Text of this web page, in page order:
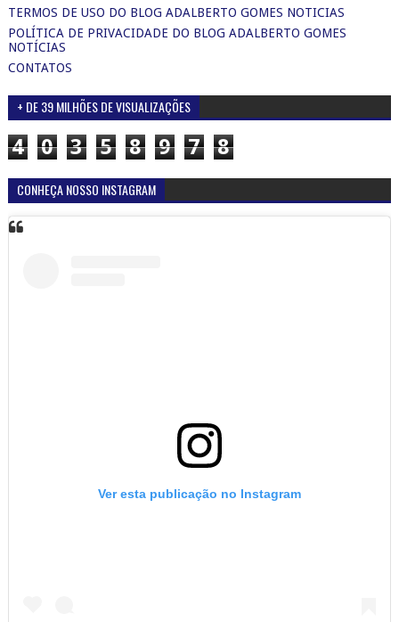
TERMOS DE USO DO BLOG ADALBERTO GOMES NOTICIAS
POLÍTICA DE PRIVACIDADE DO BLOG ADALBERTO GOMES
NOTÍCIAS
CONTATOS
+ DE 39 MILHÕES DE VISUALIZAÇÕES
4 0 3 5 8 9 7 8
CONHEÇA NOSSO INSTAGRAM
Ver esta publicação no Instagram